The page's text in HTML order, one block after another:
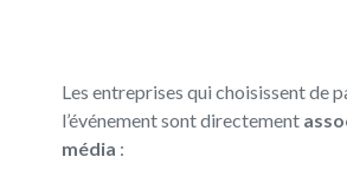
Les entreprises qui choisissent de
l’événement sont directement
média :